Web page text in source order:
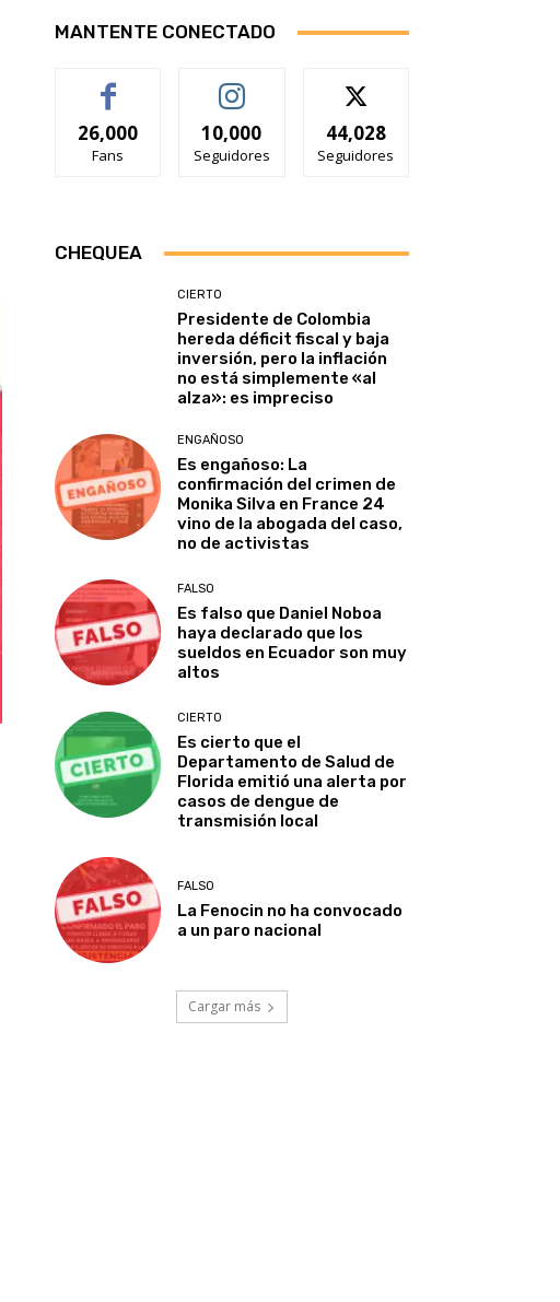
MANTENTE CONECTADO
26,000
Fans
10,000
Seguidores
44,028
Seguidores
CHEQUEA
CIERTO
Presidente de Colombia
hereda déficit fiscal y baja
inversión, pero la inflación
no está simplemente «al
alza»: es impreciso
ENGAÑOSO
Es engañoso: La
confirmación del crimen de
Monika Silva en France 24
vino de la abogada del caso,
no de activistas
FALSO
Es falso que Daniel Noboa
haya declarado que los
sueldos en Ecuador son muy
altos
CIERTO
Es cierto que el
Departamento de Salud de
Florida emitió una alerta por
casos de dengue de
transmisión local
FALSO
La Fenocin no ha convocado
a un paro nacional
Cargar más